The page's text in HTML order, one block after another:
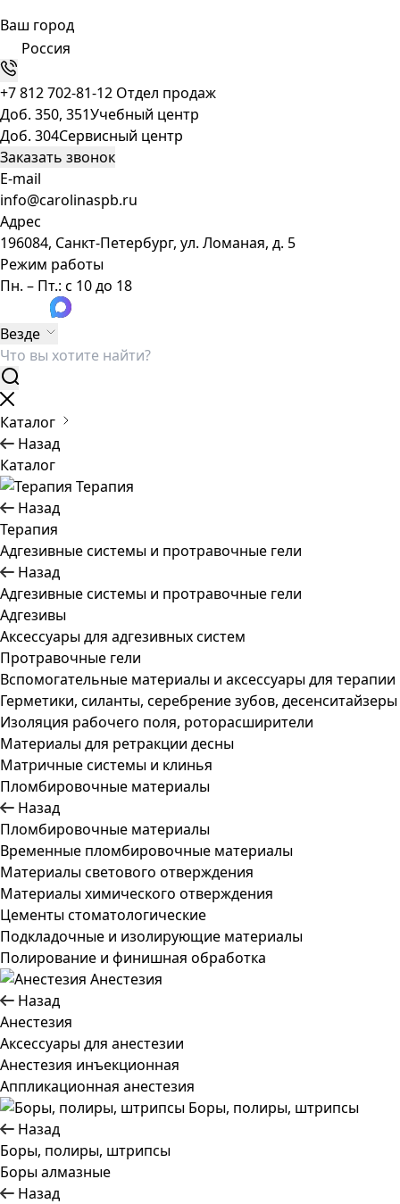
Ваш город
Россия
+7 812 702-81-12 Отдел продаж
Доб. 350, 351Учебный центр
Доб. 304Сервисный центр
Заказать звонок
E-mail
info@carolinaspb.ru
Адрес
196084, Санкт-Петербург, ул. Ломаная, д. 5
Режим работы
Пн. – Пт.: с 10 до 18
Везде
Каталог
Назад
Каталог
Терапия
Назад
Терапия
Адгезивные системы и протравочные гели
Назад
Адгезивные системы и протравочные гели
Адгезивы
Аксессуары для адгезивных систем
Протравочные гели
Вспомогательные материалы и аксессуары для терапии
Герметики, силанты, серебрение зубов, десенситайзеры
Изоляция рабочего поля, роторасширители
Материалы для ретракции десны
Матричные системы и клинья
Пломбировочные материалы
Назад
Пломбировочные материалы
Временные пломбировочные материалы
Материалы светового отверждения
Материалы химического отверждения
Цементы стоматологические
Подкладочные и изолирующие материалы
Полирование и финишная обработка
Анестезия
Назад
Анестезия
Аксессуары для анестезии
Анестезия инъекционная
Аппликационная анестезия
Боры, полиры, штрипсы
Назад
Боры, полиры, штрипсы
Боры алмазные
Назад